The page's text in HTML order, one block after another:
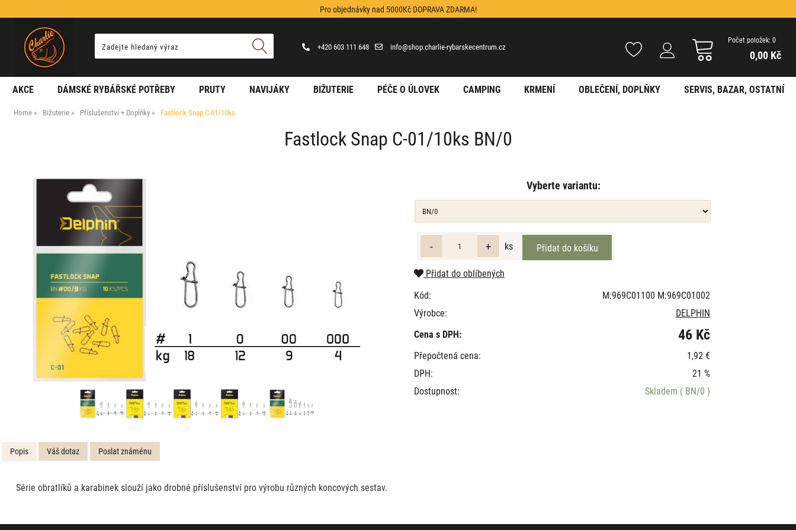
Pro objednávky nad 5000Kč DOPRAVA ZDARMA!
+420 603 111 648 info@shop.charlie-rybarskecentrum.cz
Počet položek: 0
0,00 Kč
AKCE DÁMSKÉ RYBÁŘSKÉ POTŘEBY PRUTY NAVIJÁKY BIŽUTERIE PÉČE O ÚLOVEK CAMPING KRMENÍ OBLEČENÍ, DOPLŇKY SERVIS, BAZAR, OSTATNÍ
Home Bižuterie Příslušenství + Doplňky Fastlock Snap C-01/10ks
Fastlock Snap C-01/10ks BN/0
Vyberte variantu:
ks
Přidat do oblíbených
Kód:
M:969C01100 M:969C01002
Výrobce:
DELPHIN
Cena s DPH:
46 Kč
Přepočtená cena:
1,92 €
DPH:
21 %
Dostupnost:
Skladem ( BN/0 )
Popis Váš dotaz Poslat známénu
Série obratlíků a karabinek slouží jako drobné příslušenství pro výrobu různých koncových sestav.